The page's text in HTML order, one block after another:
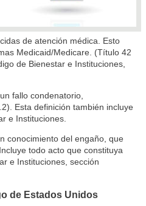
de atención médica. Esto
Medicaid/Medicare. (Título 42
de Bienestar e Instituciones,
fallo condenatorio,
Esta definición también incluye
e Instituciones.
conocimiento del engaño, que
todo acto que constituya
e Instituciones, sección
de Estados Unidos